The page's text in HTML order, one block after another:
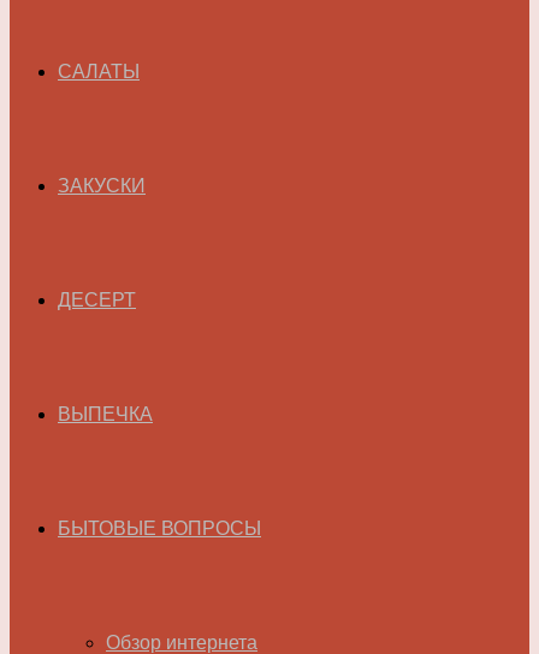
САЛАТЫ
ЗАКУСКИ
ДЕСЕРТ
ВЫПЕЧКА
БЫТОВЫЕ ВОПРОСЫ
Обзор интернета